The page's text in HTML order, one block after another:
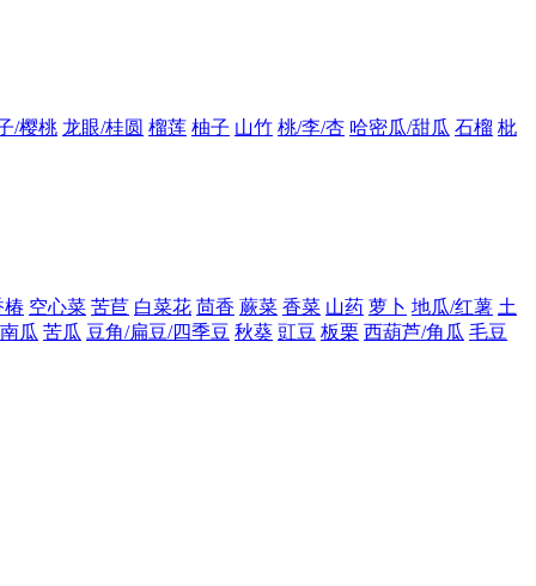
/樱桃 龙眼/桂圆 榴莲 柚子 山竹 桃/李/杏 哈密瓜/甜瓜 石榴 枇
椿 空心菜 苦苣 白菜花 茴香 蕨菜 香菜 山药 萝卜 地瓜/红薯 土
南瓜 苦瓜 豆角/扁豆/四季豆 秋葵 豇豆 板栗 西葫芦/角瓜 毛豆